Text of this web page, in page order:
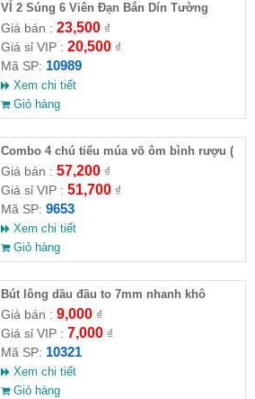
VỈ 2 Súng 6 Viên Đạn Bắn Dín Tường
Giá bán : 23,500₫
Giá sỉ VIP : 20,500₫
Mã SP: 10989
Xem chi tiết
Giỏ hàng
Combo 4 chú tiểu múa võ ôm bình rượu (
HĐ )
Giá bán : 57,200₫
Giá sỉ VIP : 51,700₫
Mã SP: 9653
Xem chi tiết
Giỏ hàng
Bút lông dầu đầu to 7mm nhanh khô
Giá bán : 9,000₫
Giá sỉ VIP : 7,000₫
Mã SP: 10321
Xem chi tiết
Giỏ hàng